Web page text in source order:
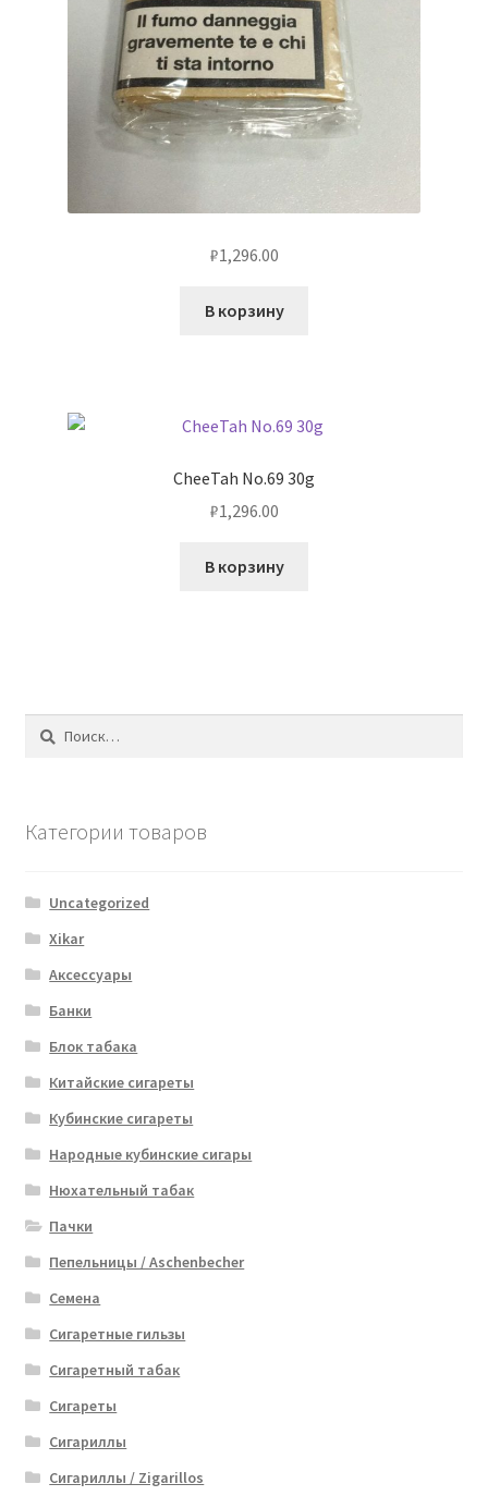
₽1,296.00
В корзину
CheeTah No.69 30g
₽1,296.00
В корзину
Найти:
Категории товаров
Uncategorized
Xikar
Аксессуары
Банки
Блок табака
Китайские сигареты
Кубинские сигареты
Народные кубинские сигары
Нюхательный табак
Пачки
Пепельницы / Aschenbecher
Семена
Сигаретные гильзы
Сигаретный табак
Сигареты
Сигариллы
Сигариллы / Zigarillos